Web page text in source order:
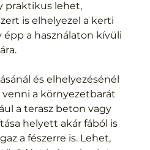
praktikus lehet,
is elhelyezel a kerti
épp a használaton kívüli
és elhelyezésénél
a környezetbarát
a terasz beton vagy
helyett akár fából is
a fészerre is. Lehet,